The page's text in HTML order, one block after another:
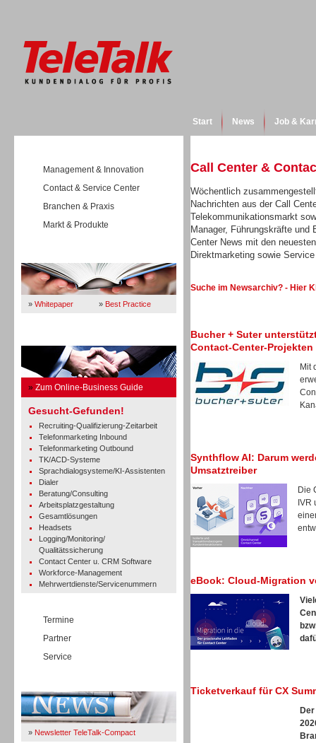
Start News Job &
Management & Innovation
Contact & Service Center
Branchen & Praxis
Markt & Produkte
» Whitepaper » Best Practice
» Zum Online-Business Guide
Gesucht-Gefunden!
Recruiting-Qualifizierung-Zeitarbeit
Telefonmarketing Inbound
Telefonmarketing Outbound
TK/ACD-Systeme
Sprachdialogsysteme/KI-Assistenten
Dialer
Beratung/Consulting
Arbeitsplatzgestaltung
Gesamtlösungen
Headsets
Logging/Monitoring/
Qualitätssicherung
Contact Center u. CRM Software
Workforce-Management
Mehrwertdienste/Servicenummern
Termine
Partner
Service
» Newsletter TeleTalk-Compact
Call Center &
Wöchentlich
Nachrichten aus der Call
Telekommunikationsmarkt
Manager, Führungskräfte und
Center News mit den
Direktmarketing sowie
Suche im Newsarchiv? - Hier
Bucher + Suter
Contact-Center-Projekten
Mit
Synthflow AI: Darum
Umsatztreiber
Die
IVR
eBook: Cloud-Migration
Ticketverkauf für CX